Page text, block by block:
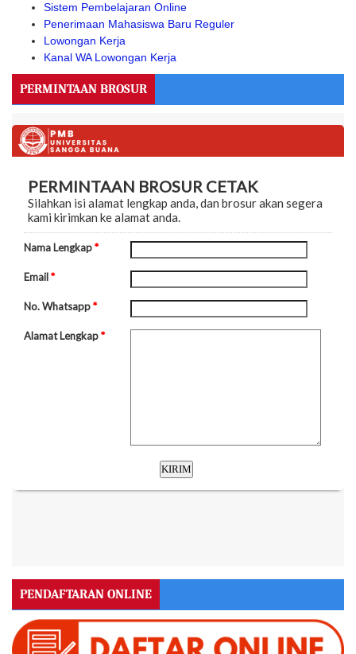
Sistem Pembelajaran Online
Penerimaan Mahasiswa Baru Reguler
Lowongan Kerja
Kanal WA Lowongan Kerja
PERMINTAAN BROSUR
PENDAFTARAN ONLINE